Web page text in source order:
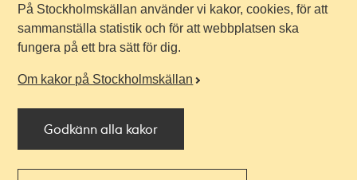
På Stockholmskällan använder vi kakor, cookies, för att
sammanställa statistik och för att webbplatsen ska
fungera på ett bra sätt för dig.
Om kakor på Stockholmskällan
Godkänn alla kakor